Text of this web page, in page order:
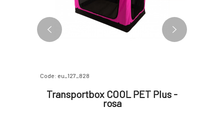
Code: eu_127_828
Transportbox COOL PET Plus -
rosa